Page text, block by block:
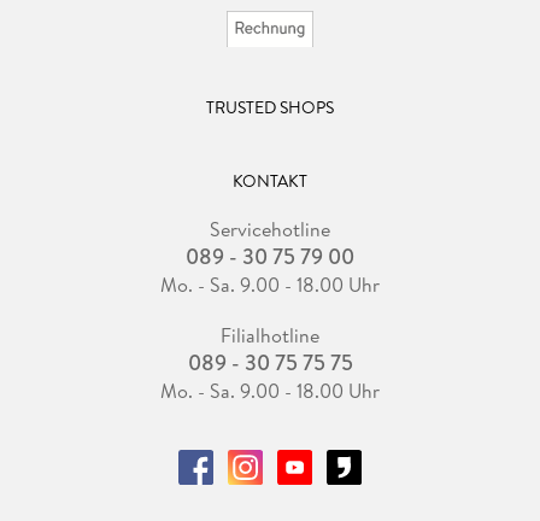
TRUSTED SHOPS
KONTAKT
Servicehotline
089 - 30 75 79 00
Mo. - Sa. 9.00 - 18.00 Uhr
Filialhotline
089 - 30 75 75 75
Mo. - Sa. 9.00 - 18.00 Uhr